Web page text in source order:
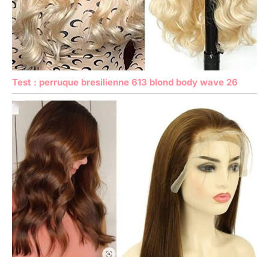
Test : perruque bresilienne 613 blond body wave 26